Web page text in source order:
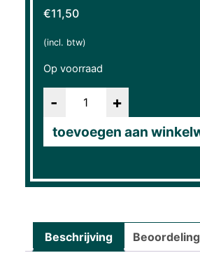
€11,50
(incl. btw)
Op voorraad
toevoegen aan
Beschrijving